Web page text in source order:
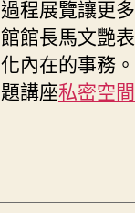
過程展覽讓更
館館長馬文艷
化內在的事務
題講座私密空間